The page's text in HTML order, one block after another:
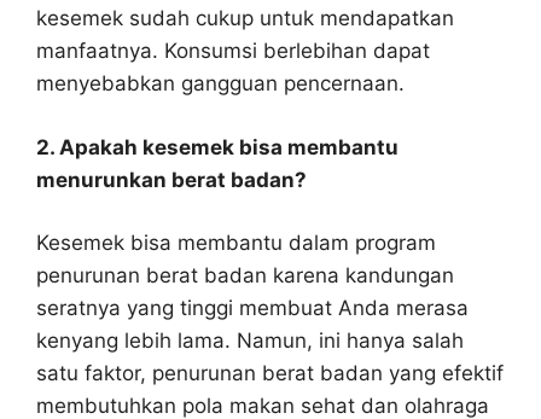
kesemek sudah cukup untuk mendapatkan
manfaatnya. Konsumsi berlebihan dapat
menyebabkan gangguan pencernaan.
2. Apakah kesemek bisa membantu
menurunkan berat badan?
Kesemek bisa membantu dalam program
penurunan berat badan karena kandungan
seratnya yang tinggi membuat Anda merasa
kenyang lebih lama. Namun, ini hanya salah
satu faktor, penurunan berat badan yang efektif
membutuhkan pola makan sehat dan olahraga